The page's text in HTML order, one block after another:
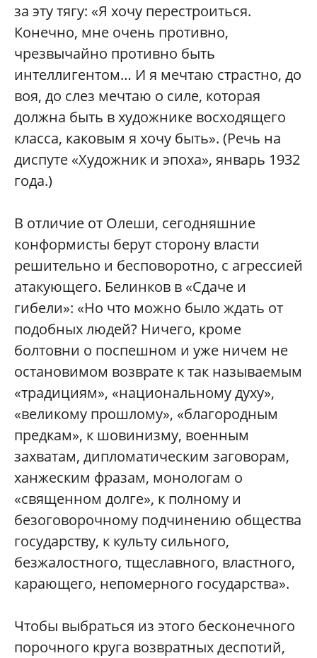
за эту тягу: «Я хочу перестроиться.
Конечно, мне очень противно,
чрезвычайно противно быть
интеллигентом… И я мечтаю страстно, до
воя, до слез мечтаю о силе, которая
должна быть в художнике восходящего
класса, каковым я хочу быть». (Речь на
диспуте «Художник и эпоха», январь 1932
года.)
В отличие от Олеши, сегодняшние
конформисты берут сторону власти
решительно и бесповоротно, с агрессией
атакующего. Белинков в «Сдаче и
гибели»: «Но что можно было ждать от
подобных людей? Ничего, кроме
болтовни о поспешном и уже ничем не
остановимом возврате к так называемым
«традициям», «национальному духу»,
«великому прошлому», «благородным
предкам», к шовинизму, военным
захватам, дипломатическим заговорам,
ханжеским фразам, монологам о
«священном долге», к полному и
безоговорочному подчинению общества
государству, к культу сильного,
безжалостного, тщеславного, властного,
карающего, непомерного государства».
Чтобы выбраться из этого бесконечного
порочного круга возвратных деспотий,